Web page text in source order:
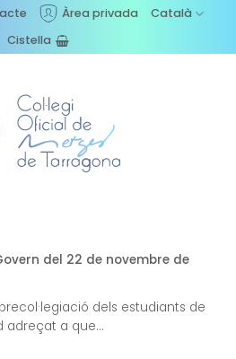
Àrea privada
Català
Cistella
del 22 de novembre de
dels estudiants de
adreçat a que...